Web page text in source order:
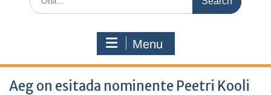
for:
Menu
Aeg on esitada nominente Peetri Kooli